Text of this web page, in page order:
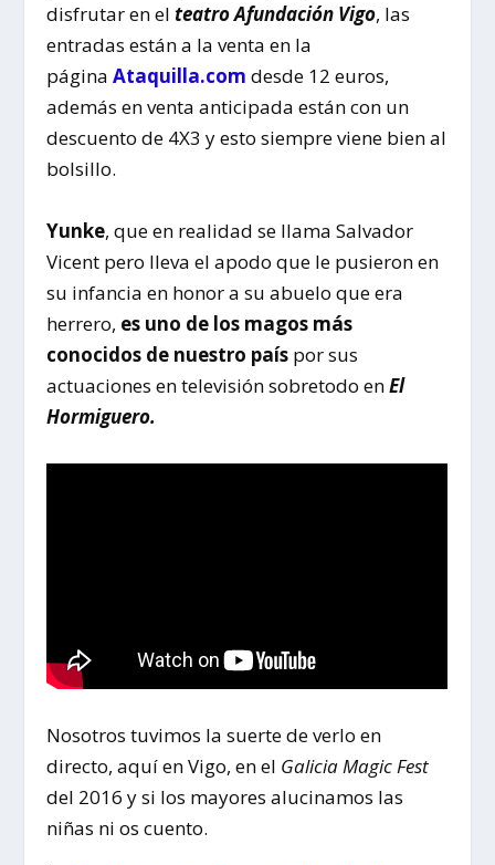
disfrutar en elteatro Afundación Vigo, las
entradas están a la venta en la
páginaAtaquilla.com desde 12 euros,
además en venta anticipada están con un
descuento de 4X3 y esto siempre viene bien al
bolsillo.
Yunke, que en realidad se llama Salvador
Vicent pero lleva el apodo que le pusieron en
su infancia en honor a su abuelo que era
herrero, es uno de los magos más
conocidos de nuestro país por sus
actuaciones en televisión sobretodo enEl
Hormiguero.
Nosotros tuvimos la suerte de verlo en
directo, aquí en Vigo, en el Galicia Magic Fest
del 2016 y si los mayores alucinamos las
niñas ni os cuento.